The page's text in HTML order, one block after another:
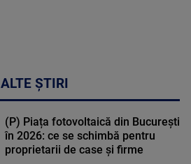
ALTE ȘTIRI
(P) Piața fotovoltaică din București
în 2026: ce se schimbă pentru
proprietarii de case și firme